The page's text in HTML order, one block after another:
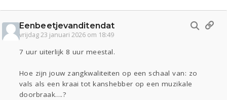
Eenbeetjevanditendat
vrijdag 23 januari 2026 om 18:49
7 uur uiterlijk 8 uur meestal.
Hoe zijn jouw zangkwaliteiten op een schaal van: zo
vals als een kraai tot kanshebber op een muzikale
doorbraak….?